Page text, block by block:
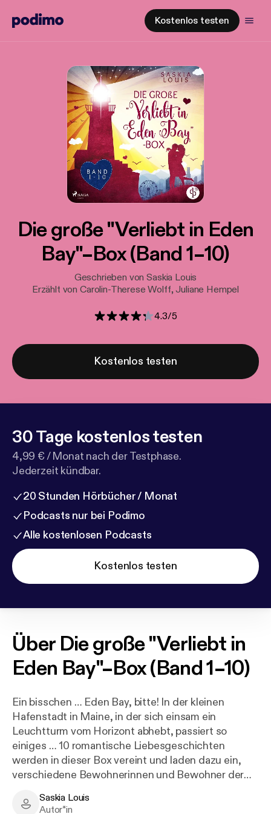
Kostenlos testen
Die große "Verliebt in Eden
Bay"–Box (Band 1–10)
Geschrieben von Saskia Louis
Erzählt von Carolin-Therese Wolff, Juliane Hempel
4.3/5
Kostenlos testen
30 Tage kostenlos testen
4,99 € / Monat nach der Testphase.
Jederzeit kündbar.
20 Stunden Hörbücher / Monat
Podcasts nur bei Podimo
Alle kostenlosen Podcasts
Kostenlos testen
Über Die große "Verliebt in
Eden Bay"–Box (Band 1–10)
Ein bisschen … Eden Bay, bitte! In der kleinen
Hafenstadt in Maine, in der sich einsam ein
Leuchtturm vom Horizont abhebt, passiert so
einiges … 10 romantische Liebesgeschichten
werden in dieser Box vereint und laden dazu ein,
verschiedene Bewohnerinnen und Bewohner der
zueinander finden. Höchst unterhaltsam, humorvoll
Saskia Louis - Author
Saskia Louis
Autor*in